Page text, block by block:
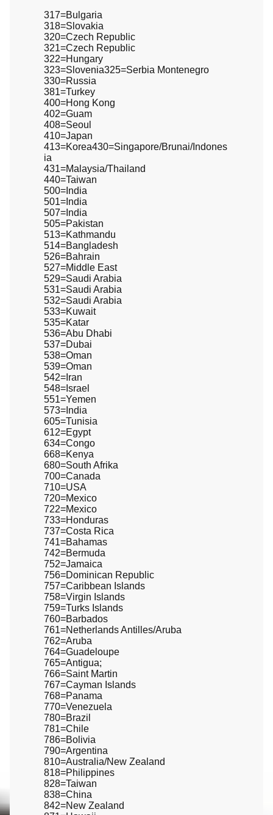
317=Bulgaria
318=Slovakia
320=Czech Republic
321=Czech Republic
322=Hungary
323=Slovenia325=Serbia Montenegro
330=Russia
381=Turkey
400=Hong Kong
402=Guam
408=Seoul
410=Japan
413=Korea430=Singapore/Brunai/Indones
ia
431=Malaysia/Thailand
440=Taiwan
500=India
501=India
507=India
505=Pakistan
513=Kathmandu
514=Bangladesh
526=Bahrain
527=Middle East
529=Saudi Arabia
531=Saudi Arabia
532=Saudi Arabia
533=Kuwait
535=Katar
536=Abu Dhabi
537=Dubai
538=Oman
539=Oman
542=Iran
548=Israel
551=Yemen
573=India
605=Tunisia
612=Egypt
634=Congo
668=Kenya
680=South Afrika
700=Canada
710=USA
720=Mexico
722=Mexico
733=Honduras
737=Costa Rica
741=Bahamas
742=Bermuda
752=Jamaica
756=Dominican Republic
757=Caribbean Islands
758=Virgin Islands
759=Turks Islands
760=Barbados
761=Netherlands Antilles/Aruba
762=Aruba
764=Guadeloupe
765=Antigua;
766=Saint Martin
767=Cayman Islands
768=Panama
770=Venezuela
780=Brazil
781=Chile
786=Bolivia
790=Argentina
810=Australia/New Zealand
818=Philippines
828=Taiwan
838=China
842=New Zealand